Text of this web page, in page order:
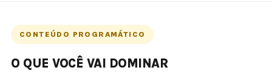
CONTEÚDO PROGRAMÁTICO
O QUE VOCÊ VAI DOMINAR